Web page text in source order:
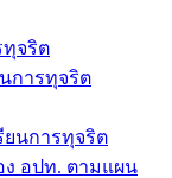
ทุจริต
การทุจริต
ยนการทุจริต
ง อปท. ตามแผน